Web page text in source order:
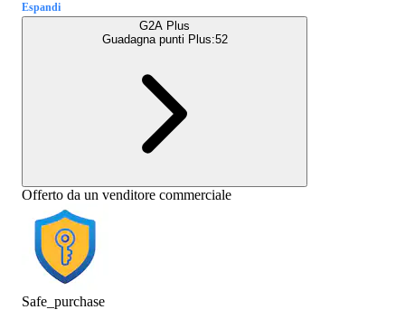
Espandi
G2A Plus
Guadagna punti Plus:52
Offerto da un venditore commerciale
Safe_purchase